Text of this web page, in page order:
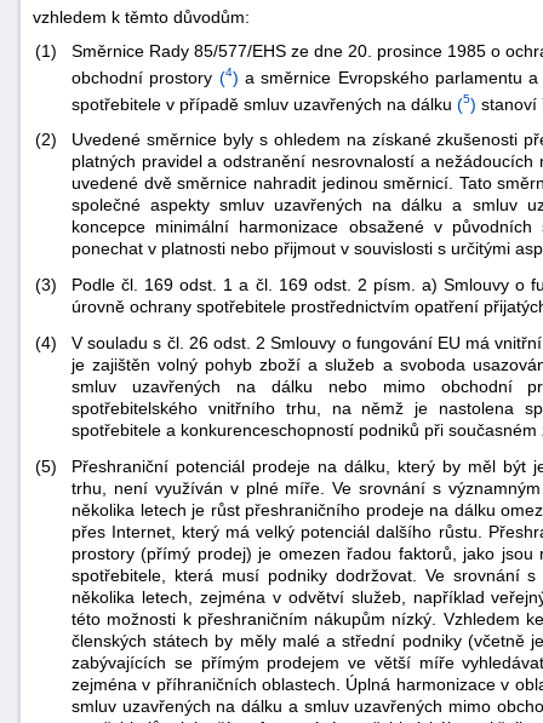
vzhledem k těmto důvodům:
(1)
Směrnice Rady 85/577/EHS ze dne 20. prosince 1985 o
obchodní prostory (4) a směrnice Evropského parlamentu
spotřebitele v případě smluv uzavřených na dálku (5) stanoví
(2)
Uvedené směrnice byly s ohledem na získané zkušenosti
platných pravidel a odstranění nesrovnalostí a
uvedené dvě směrnice nahradit jedinou směrnicí. Tato
společné aspekty smluv uzavřených na dálku a smluv
koncepce minimální harmonizace obsažené v
ponechat v platnosti nebo přijmout v souvislosti s určitými
(3)
Podle čl. 169 odst. 1 a čl. 169 odst. 2 písm. a) Smlouvy o
úrovně ochrany spotřebitele prostřednictvím opatření
(4)
V souladu s čl. 26 odst. 2 Smlouvy o fungování EU má
je zajištěn volný pohyb zboží a služeb a svoboda
smluv uzavřených na dálku nebo mimo obchodní
spotřebitelského vnitřního trhu, na němž je nastolena
spotřebitele a konkurenceschopností podniků při
(5)
Přeshraniční potenciál prodeje na dálku, který by měl být
trhu, není využíván v plné míře. Ve srovnání s
několika letech je růst přeshraničního prodeje na dálku
přes Internet, který má velký potenciál dalšího růstu.
prostory (přímý prodej) je omezen řadou faktorů, jako
spotřebitele, která musí podniky dodržovat. Ve srovnání
několika letech, zejména v odvětví služeb, například
této možnosti k přeshraničním nákupům nízký. Vzhledem
členských státech by měly malé a střední podniky (včetně
zabývajících se přímým prodejem ve větší míře
zejména v příhraničních oblastech. Úplná harmonizace v
smluv uzavřených na dálku a smluv uzavřených mimo
+náhrady